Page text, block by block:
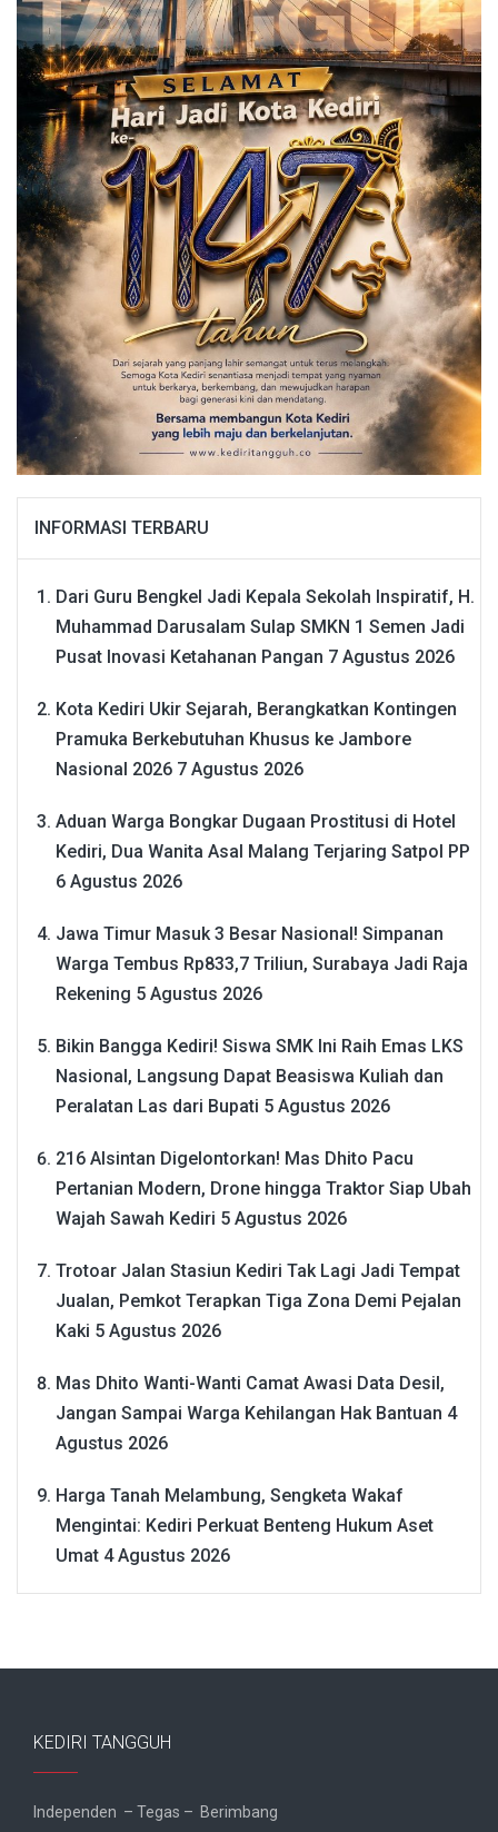
INFORMASI TERBARU
Dari Guru Bengkel Jadi Kepala Sekolah Inspiratif, H.
Muhammad Darusalam Sulap SMKN 1 Semen Jadi
Pusat Inovasi Ketahanan Pangan 7 Agustus 2026
Kota Kediri Ukir Sejarah, Berangkatkan Kontingen
Pramuka Berkebutuhan Khusus ke Jambore
Nasional 2026 7 Agustus 2026
Aduan Warga Bongkar Dugaan Prostitusi di Hotel
Kediri, Dua Wanita Asal Malang Terjaring Satpol PP
6 Agustus 2026
Jawa Timur Masuk 3 Besar Nasional! Simpanan
Warga Tembus Rp833,7 Triliun, Surabaya Jadi Raja
Rekening 5 Agustus 2026
Bikin Bangga Kediri! Siswa SMK Ini Raih Emas LKS
Nasional, Langsung Dapat Beasiswa Kuliah dan
Peralatan Las dari Bupati 5 Agustus 2026
216 Alsintan Digelontorkan! Mas Dhito Pacu
Pertanian Modern, Drone hingga Traktor Siap Ubah
Wajah Sawah Kediri 5 Agustus 2026
Trotoar Jalan Stasiun Kediri Tak Lagi Jadi Tempat
Jualan, Pemkot Terapkan Tiga Zona Demi Pejalan
Kaki 5 Agustus 2026
Mas Dhito Wanti-Wanti Camat Awasi Data Desil,
Jangan Sampai Warga Kehilangan Hak Bantuan 4
Agustus 2026
Harga Tanah Melambung, Sengketa Wakaf
Mengintai: Kediri Perkuat Benteng Hukum Aset
Umat 4 Agustus 2026
KEDIRI TANGGUH
Independen – Tegas – Berimbang